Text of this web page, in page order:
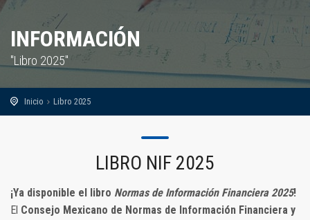
INFORMACIÓN
"Libro 2025"
Inicio Libro 2025
LIBRO NIF 2025
¡Ya disponible el libro Normas de Información Financiera 2025!
El Consejo Mexicano de Normas de Información Financiera y